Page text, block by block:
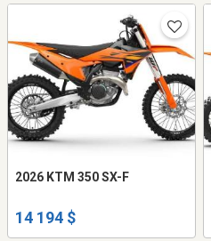
2026 KTM 350 SX-F
14 194 $